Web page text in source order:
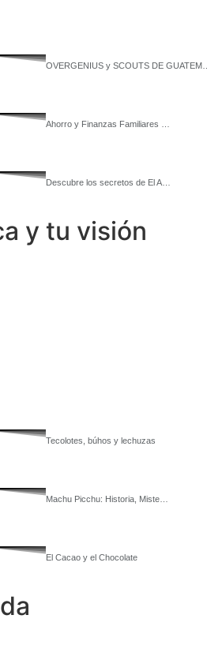
OVERGENIUS y SCOUTS DE GUATEM…
Ahorro y Finanzas Familiares …
Descubre los secretos de El A…
y tu visión
Tecolotes, búhos y lechuzas
Machu Picchu: Historia, Miste…
El Cacao y el Chocolate